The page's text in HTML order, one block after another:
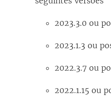
2023.3.0 ou
2023.1.3 ou
2022.3.7 ou
2022.1.15 ou